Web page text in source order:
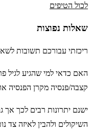
לכול הטיפים
שאלות נפוצות
ריכזתי עבורכם תשובות
האם כדאי למי שהגיע לגיל
קצבה/פנסיה מקרן הפנסיה
ישנם יתרונות רבים לכך אך
השיקולים ולהבין לאיזה צד